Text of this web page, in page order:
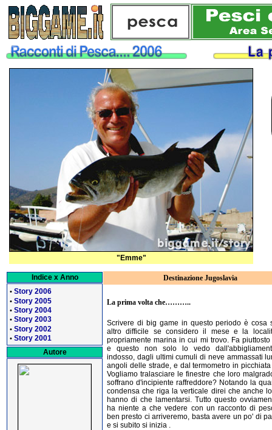
Indice x Anno
• Story 2006
• Story 2005
• Story 2004
• Story 2003
• Story 2002
• Story 2001
Autore
Destinazione Jugoslavia
La prima volta che………..
Scrivere di big game in questo periodo è cosa
altro difficile se considero il mese e la
propriamente marina in cui mi trovo. Fa piuttosto
e questo non solo lo vedo
indosso, dagli ultimi cumuli di neve ammassati
angoli delle strade, e dal termometro in
Vogliamo tralasciare le finestre che loro
soffrano d'incipiente raffreddore? Notando la
condensa che riga la verticale direi che anche
hanno di che lamentarsi. Tutto questo
ha niente a che vedere con un racconto di
ben presto ci arriveremo, basta avere un po' di
e si subito si inizia .
"Emme"